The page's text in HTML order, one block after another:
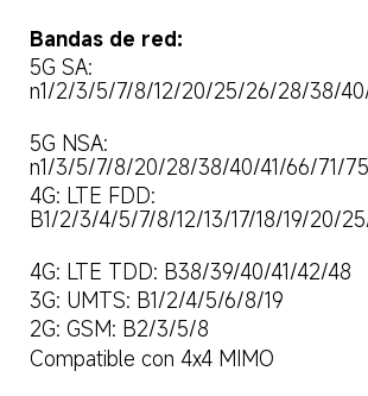
Bandas de red:
5G SA:
n1/2/3/5/7/8/12/20/25/26/28/38/
5G NSA:
n1/3/5/7/8/20/28/38/40/41/66/71/
4G: LTE FDD:
B1/2/3/4/5/7/8/12/13/17/18/19/20/
4G: LTE TDD: B38/39/40/41/42/48
3G: UMTS: B1/2/4/5/6/8/19
2G: GSM: B2/3/5/8
Compatible con 4x4 MIMO